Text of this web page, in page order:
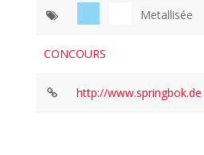
Metallisée
CONCOURS
http://www.springbok.de